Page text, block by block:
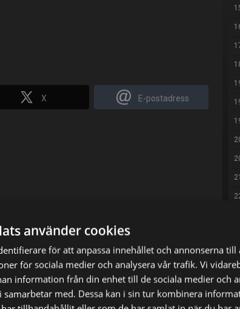
X E-postadress
använder cookies
för att anpassa innehållet och annonserna till
för sociala medier och analysera vår trafik. Vi
information från din enhet till de sociala medier och
samarbetar med. Dessa kan i sin tur kombinera